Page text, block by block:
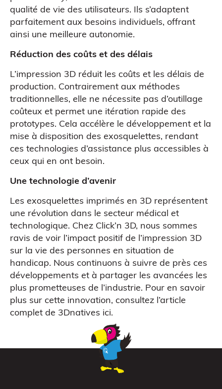
Figurine bobble head
qualité de vie des utilisateurs. Ils s’adaptent
parfaitement aux besoins individuels, offrant
ainsi une meilleure autonomie.
Réduction des coûts et des délais
L’impression 3D réduit les coûts et les délais de
production. Contrairement aux méthodes
traditionnelles, elle ne nécessite pas d’outillage
coûteux et permet une itération rapide des
prototypes. Cela accélère le développement et la
mise à disposition des exosquelettes, rendant
ces technologies d’assistance plus accessibles à
ceux qui en ont besoin.
Une technologie d’avenir
Les exosquelettes imprimés en 3D représentent
une révolution dans le secteur médical et
technologique. Chez Click’n 3D, nous sommes
ravis de voir l’impact positif de l’impression 3D
sur la vie des personnes en situation de
handicap. Nous continuons à suivre de près ces
développements et à partager les avancées les
plus prometteuses de l’industrie. Pour en savoir
plus sur cette innovation, consultez l’article
complet de 3Dnatives ici.